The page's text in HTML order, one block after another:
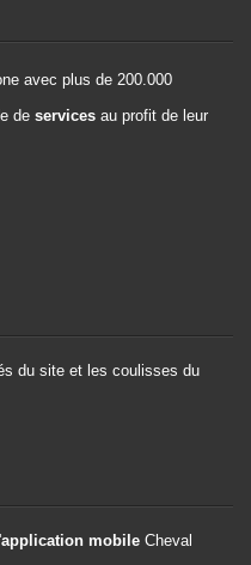
avec plus de 200.000
de services au profit de leur
du site et les coulisses du
application mobile Cheval